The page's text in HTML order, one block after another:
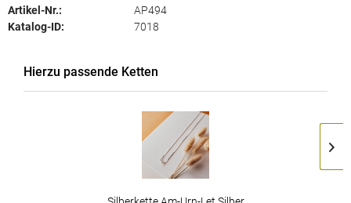
Artikel-Nr.:
AP494
Katalog-ID:
7018
Hierzu passende Ketten